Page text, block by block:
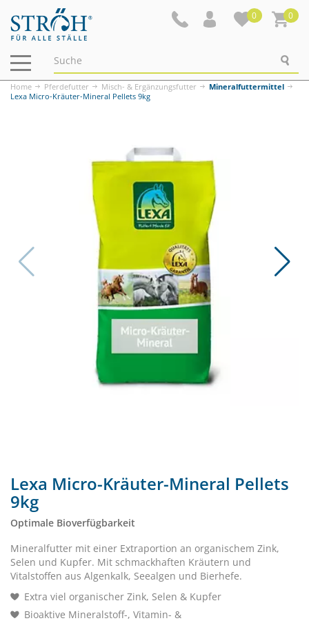
0 0
Navigation
ein-/ausblenden
Home Pferdefutter Misch- & Ergänzungsfutter
Mineralfuttermittel
Lexa Micro-Kräuter-Mineral Pellets 9kg
Lexa Micro-Kräuter-Mineral Pellets
9kg
Optimale Bioverfügbarkeit
Mineralfutter mit einer Extraportion an organischem Zink,
Selen und Kupfer. Mit schmackhaften Kräutern und
Vitalstoffen aus Algenkalk, Seealgen und Bierhefe.
Extra viel organischer Zink, Selen & Kupfer
Bioaktive Mineralstoff-, Vitamin- &